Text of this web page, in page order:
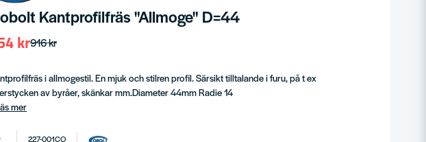
Kantprofilfräs "Allmoge" D=44
916 kr
kr
i allmogestil. En mjuk och stilren profil. Särsikt tilltalande i furu, på t ex
av byråer, skänkar mm.Diameter 44mm Radie 14
mer
227-001CO